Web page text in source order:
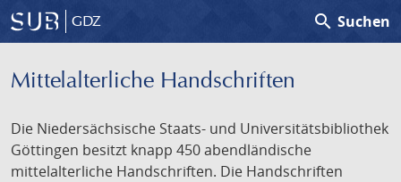
GDZ search Suchen
Mittelalterliche Handschriften
Die Niedersächsische Staats- und Universitätsbibliothek
Göttingen besitzt knapp 450 abendländische
mittelalterliche Handschriften. Die Handschriften